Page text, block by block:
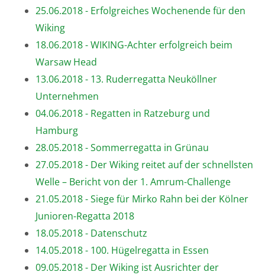
25.06.2018 - Erfolgreiches Wochenende für den
Wiking
18.06.2018 - WIKING-Achter erfolgreich beim
Warsaw Head
13.06.2018 - 13. Ruderregatta Neuköllner
Unternehmen
04.06.2018 - Regatten in Ratzeburg und
Hamburg
28.05.2018 - Sommerregatta in Grünau
27.05.2018 - Der Wiking reitet auf der schnellsten
Welle – Bericht von der 1. Amrum-Challenge
21.05.2018 - Siege für Mirko Rahn bei der Kölner
Junioren-Regatta 2018
18.05.2018 - Datenschutz
14.05.2018 - 100. Hügelregatta in Essen
09.05.2018 - Der Wiking ist Ausrichter der